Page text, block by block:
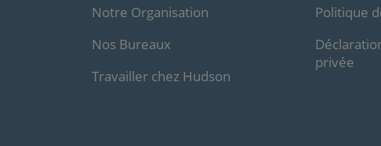
Notre Organisation
Nos Bureaux
Travailler chez Hudson
Politique
privée